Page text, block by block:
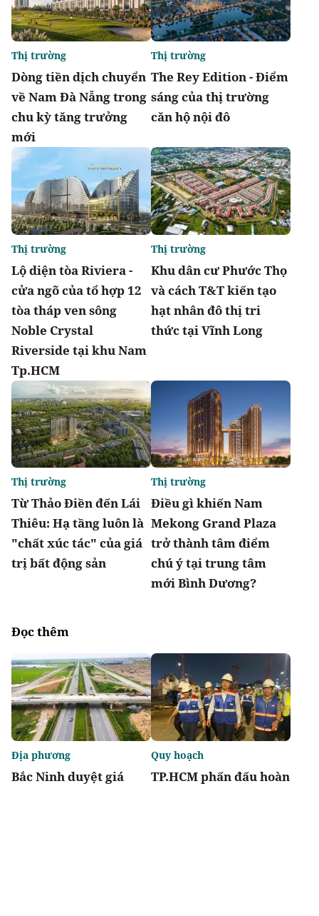
Dòng tiền dịch chuyển
về Nam Đà Nẵng trong
chu kỳ tăng trưởng
mới
Thị trường
The Rey Edition - Điểm
sáng của thị trường
căn hộ nội đô
Thị trường
Lộ diện tòa Riviera -
cửa ngõ của tổ hợp 12
tòa tháp ven sông
Noble Crystal
Riverside tại khu Nam
Tp.HCM
Thị trường
Khu dân cư Phước Thọ
và cách T&T kiến tạo
hạt nhân đô thị tri
thức tại Vĩnh Long
Thị trường
Từ Thảo Điền đến Lái
Thiêu: Hạ tầng luôn là
"chất xúc tác" của giá
trị bất động sản
Thị trường
Điều gì khiến Nam
Mekong Grand Plaza
trở thành tâm điểm
chú ý tại trung tâm
mới Bình Dương?
Thị trường
Đọc thêm
Bắc Ninh duyệt giá
Địa phương
TP.HCM phấn đấu hoàn
Quy hoạch